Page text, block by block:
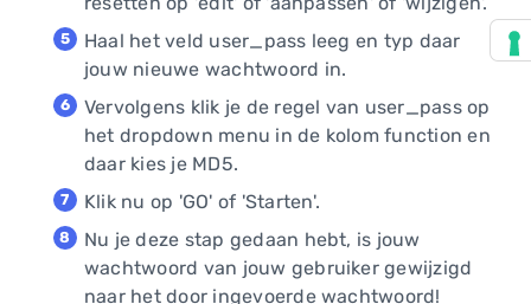
Haal het veld user_pass leeg en typ daar
jouw nieuwe wachtwoord in.
Vervolgens klik je de regel van user_pass op
het dropdown menu in de kolom function en
daar kies je MD5.
Klik nu op 'GO' of 'Starten'.
Nu je deze stap gedaan hebt, is jouw
wachtwoord van jouw gebruiker gewijzigd
naar het door ingevoerde wachtwoord!